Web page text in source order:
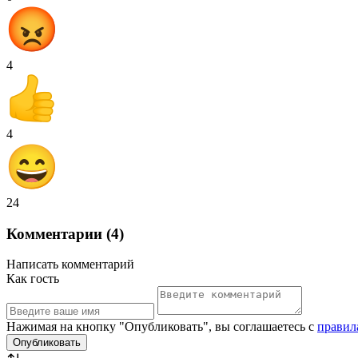
4
4
24
Комментарии (4)
Написать комментарий
Как гость
Нажимая на кнопку "Опубликовать", вы соглашаетесь с